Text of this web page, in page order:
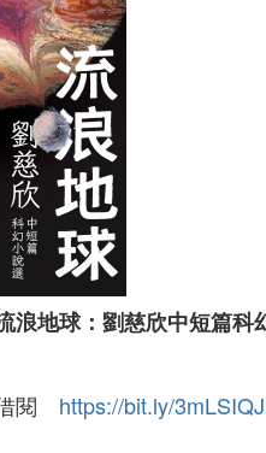
浪地球：劉慈欣中短篇科
閱 https://bit.ly/3mLSIQJ